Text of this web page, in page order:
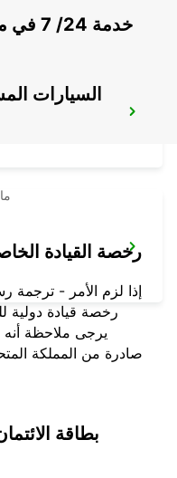
خدمة 24/ 7 في معظم المطارات الرئيسية
السيارات
رخصة القيادة
إذا لزم الأمر - ترجمة
رخصة قيادة دولية
يرجى ملاحظة أنه
صادرة من المملكة
بطاقة